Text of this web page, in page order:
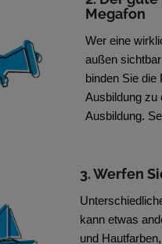
Megafon
Wer eine
außen
binden Sie die
Ausbildung zu
Ausbildung.
3. Werfen
kann etwas
und